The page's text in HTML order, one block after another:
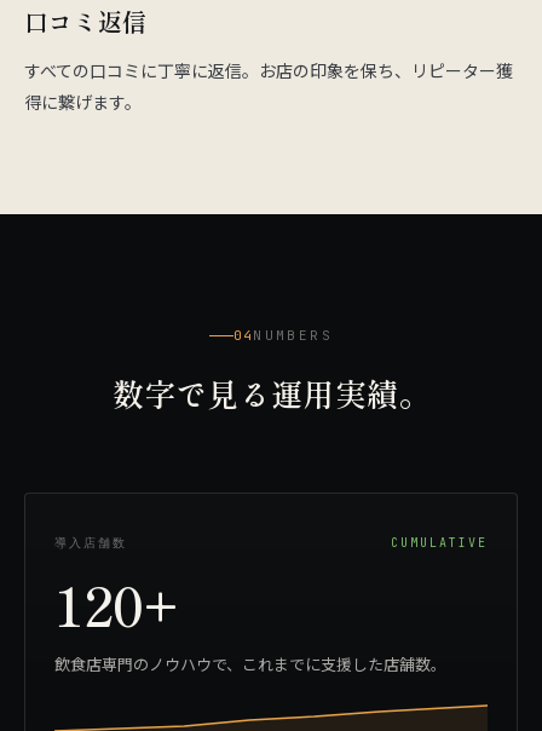
口コミ返信
すべての口コミに丁寧に返信。お店の印象を保ち、リピーター獲
得に繋げます。
04 NUMBERS
数字で見る運用実績。
導入店舗数 CUMULATIVE
120+
飲食店専門のノウハウで、これまでに支援した店舗数。